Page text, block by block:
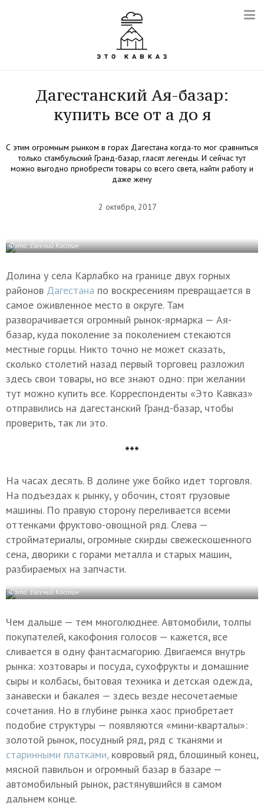
Дагестанский Ая-базар:
купить все от a до я
С этим огромным рынком в горах Дагестана когда-то мог сравниться
только стамбульский Гранд-базар, гласят легенды. И сейчас тут
можно выгодно приобрести товары со всего света, найти работу и
даже жену
2 октября, 2017
Фото: Евгений Костин
Долина у села Карлабко на границе двух горных
районов Дагестана по воскресениям превращается в
самое оживленное место в округе. Там
разворачивается огромный рынок-ярмарка — Ая-
базар, куда поколение за поколением стекаются
местные горцы. Никто точно не может сказать,
сколько столетий назад первый торговец разложил
здесь свои товары, но все знают одно: при желании
тут можно купить все. Корреспонденты «Это Кавказ»
отправились на дагестанский Гранд-базар, чтобы
проверить, так ли это.
***
На часах десять. В долине уже бойко идет торговля.
На подъездах к рынку, у обочин, стоят грузовые
машины. По правую сторону переливается всеми
оттенками фруктово-овощной ряд. Слева —
стройматериалы, огромные скирды свежескошенного
сена, дворики с горами металла и старых машин,
разбираемых на запчасти.
Фото: Евгений Костин
Чем дальше — тем многолюднее. Автомобили, толпы
покупателей, какофония голосов — кажется, все
сливается в одну фантасмагорию. Двигаемся внутрь
рынка: хозтовары и посуда, сухофрукты и домашние
сыры и колбасы, бытовая техника и детская одежда,
занавески и бакалея — здесь везде несочетаемые
сочетания. Но в глубине рынка хаос приобретает
подобие структуры — появляются «мини-кварталы»:
золотой рынок, посудный ряд, ряд с тканями и
старинными платками,ковровый ряд, блошиный конец,
мясной павильон и огромный базар в базаре —
автомобильный рынок, растянувшийся в самом
дальнем конце.